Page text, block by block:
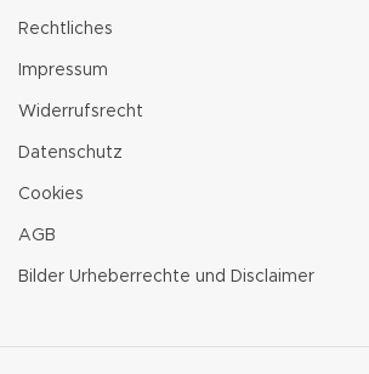
Rechtliches
Impressum
Widerrufsrecht
Datenschutz
Cookies
AGB
Bilder Urheberrechte und Disclaimer